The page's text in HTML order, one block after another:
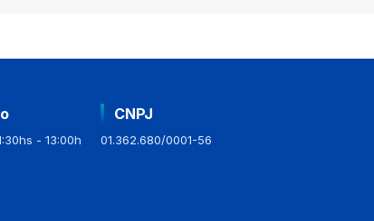
- 13:00h
CNPJ
01.362.680/0001-56